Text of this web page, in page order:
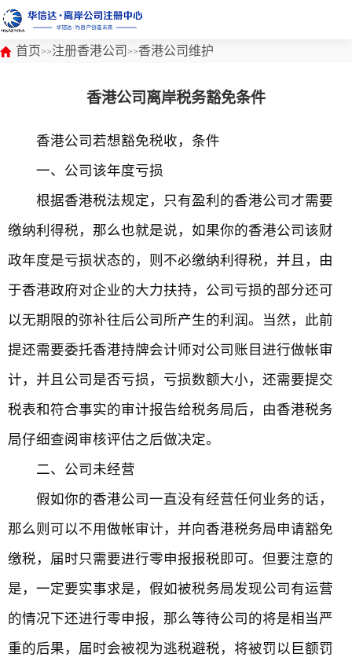
首页>>注册香港公司 >>香港公司维护
香港公司离岸税务豁免条件
香港公司若想豁免税收，条件
一、公司该年度亏损
根据香港税法规定，只有盈利的香港公司才需要
缴纳利得税，那么也就是说，如果你的香港公司该财
政年度是亏损状态的，则不必缴纳利得税，并且，由
于香港政府对企业的大力扶持，公司亏损的部分还可
以无期限的弥补往后公司所产生的利润。当然，此前
提还需要委托香港持牌会计师对公司账目进行做帐审
计，并且公司是否亏损，亏损数额大小，还需要提交
税表和符合事实的审计报告给税务局后，由香港税务
局仔细查阅审核评估之后做决定。
二、公司未经营
假如你的香港公司一直没有经营任何业务的话，
那么则可以不用做帐审计，并向香港税务局申请豁免
缴税，届时只需要进行零申报报税即可。但要注意的
是，一定要实事求是，假如被税务局发现公司有运营
的情况下还进行零申报，那么等待公司的将是相当严
重的后果，届时会被视为逃税避税，将被罚以巨额罚